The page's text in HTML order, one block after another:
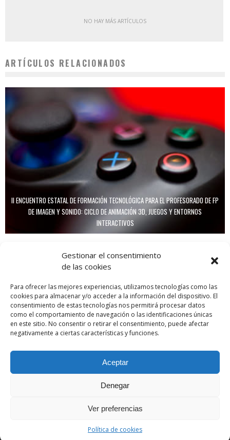
Gestionar el consentimiento
de las cookies
Para ofrecer las mejores experiencias, utilizamos tecnologías como las
cookies para almacenar y/o acceder a la información del dispositivo. El
consentimiento de estas tecnologías nos permitirá procesar datos
como el comportamiento de navegación o las identificaciones únicas
en este sitio. No consentir o retirar el consentimiento, puede afectar
negativamente a ciertas características y funciones.
Aceptar
Denegar
Ver preferencias
Política de cookies
NO HAY MÁS ARTÍCULOS
ARTÍCULOS RELACIONADOS
II ENCUENTRO ESTATAL DE FORMACIÓN TECNOLÓGICA PARA EL PROFESORADO DE FP
DE IMAGEN Y SONIDO: CICLO DE ANIMACIÓN 3D, JUEGOS Y ENTORNOS
INTERACTIVOS